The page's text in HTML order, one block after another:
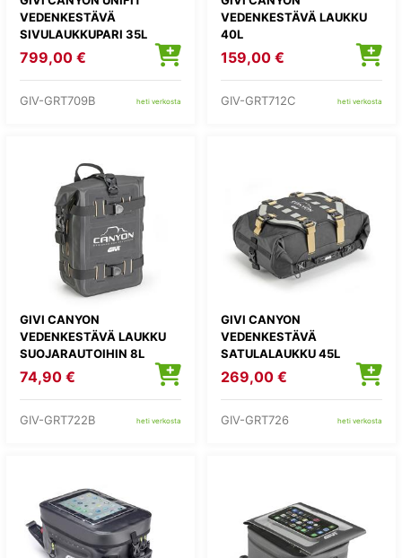
VEDENKESTÄVÄ
SIVULAUKKUPARI 35L
799,00 €
GIV-GRT709B heti verkosta
VEDENKESTÄVÄ LAUKKU
40L
159,00 €
GIV-GRT712C heti verkosta
GIVI CANYON
VEDENKESTÄVÄ LAUKKU
SUOJARAUTOIHIN 8L
74,90 €
GIV-GRT722B heti verkosta
GIVI CANYON
VEDENKESTÄVÄ
SATULALAUKKU 45L
269,00 €
GIV-GRT726 heti verkosta